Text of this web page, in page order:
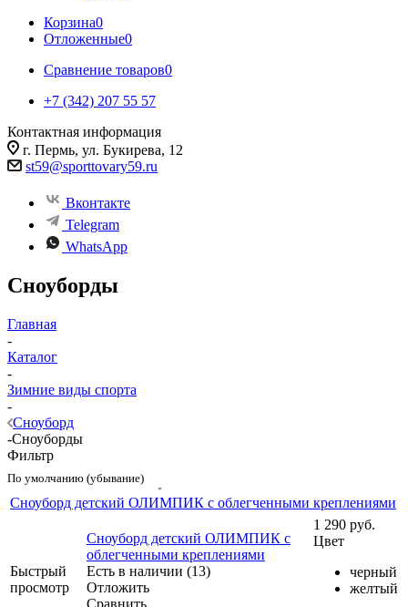
Корзина0
Отложенные0
Сравнение товаров0
+7 (342) 207 55 57
Контактная информация
г. Пермь, ул. Букирева, 12
st59@sporttovary59.ru
Вконтакте
Telegram
WhatsApp
Сноуборды
Главная
-
Каталог
-
Зимние виды спорта
-
Сноуборд
-Сноуборды
Фильтр
По умолчанию (убывание)
Сноуборд детский ОЛИМПИК с облегченными креплениями
Быстрый
просмотр
Сноуборд детский ОЛИМПИК с
облегченными креплениями
Есть в наличии (13)
Отложить
Сравнить
1 290 руб.
Цвет
черный
желтый